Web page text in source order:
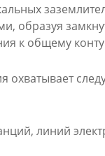
образуя
к общему
охватывает
линий